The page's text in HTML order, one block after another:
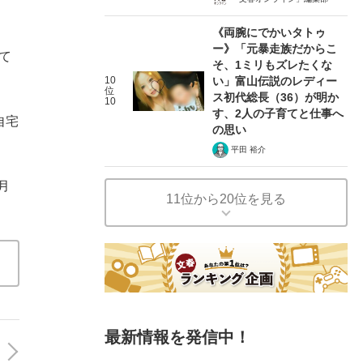
宅
10
位
10
《両腕にでかいタトゥ
ー》「元暴走族だからこ
そ、1ミリもズレたくな
い」富山伝説のレディー
ス初代総長（36）が明か
す、2人の子育てと仕事へ
の思い
平田 裕介
11位から20位を見る
最新情報を発信中！